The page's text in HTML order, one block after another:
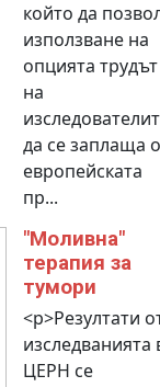
който да
използване на
опцията трудът
на
да се заплаща
европейската
пр...
"Моливна"
терапия за
тумори
<p>Резултати
изследванията
ЦЕРН се